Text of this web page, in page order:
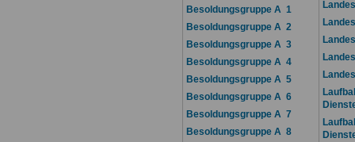
Besoldungsgruppe A 1
Besoldungsgruppe A 2
Besoldungsgruppe A 3
Besoldungsgruppe A 4
Besoldungsgruppe A 5
Besoldungsgruppe A 6
Besoldungsgruppe A 7
Besoldungsgruppe A 8